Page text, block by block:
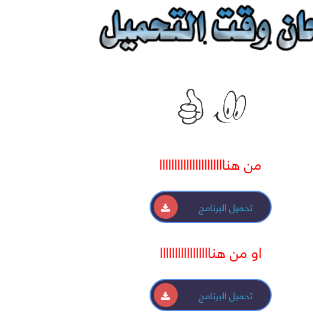
من هناااااااااااااااااااااا
تحميل البرنامج
او من هنااااااااااااااااا
تحميل البرنامج